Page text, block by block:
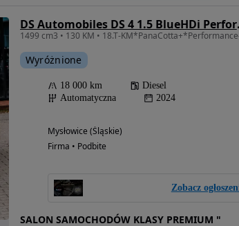
DS
Wyróżnione
18 000 km
Diesel
Automatyczna
2024
Mysłowice (Śląskie)
Firma • Podbite
Zobacz
SALON SAMOCHODÓW KLASY PREMIUM "